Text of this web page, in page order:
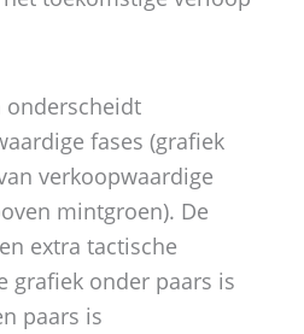
fases (grafiek
verkoopwaardige
mintgroen). De
extra tactische
grafiek onder paars is
paars is